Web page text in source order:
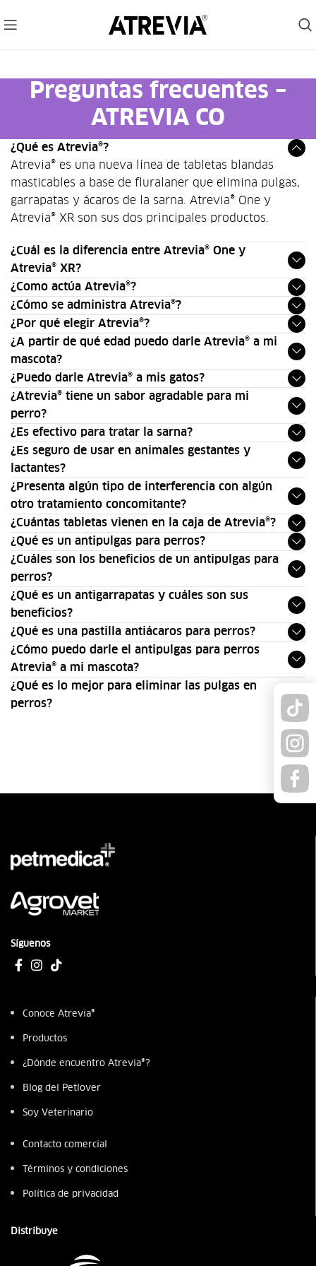
Preguntas frecuentes –
ATREVIA CO
¿Qué es Atrevia®?
Atrevia® es una nueva línea de tabletas blandas
masticables a base de fluralaner que elimina pulgas,
garrapatas y ácaros de la sarna. Atrevia® One y
Atrevia® XR son sus dos principales productos.
¿Cuál es la diferencia entre Atrevia® One y
Atrevia® XR?
¿Como actúa Atrevia®?
¿Cómo se administra Atrevia®?
¿Por qué elegir Atrevia®?
¿A partir de qué edad puedo darle Atrevia® a mi
mascota?
¿Puedo darle Atrevia® a mis gatos?
¿Atrevia® tiene un sabor agradable para mi
perro?
¿Es efectivo para tratar la sarna?
¿Es seguro de usar en animales gestantes y
lactantes?
¿Presenta algún tipo de interferencia con algún
otro tratamiento concomitante?
¿Cuántas tabletas vienen en la caja de Atrevia®?
¿Qué es un antipulgas para perros?
¿Cuáles son los beneficios de un antipulgas para
perros?
¿Qué es un antigarrapatas y cuáles son sus
beneficios?
¿Qué es una pastilla antiácaros para perros?
¿Cómo puedo darle el antipulgas para perros
Atrevia® a mi mascota?
¿Qué es lo mejor para eliminar las pulgas en
perros?
Síguenos
Conoce Atrevia®
Productos
¿Dónde encuentro Atrevia®?
Blog del Petlover
Soy Veterinario
Contacto comercial
Términos y condiciones
Política de privacidad
Distribuye